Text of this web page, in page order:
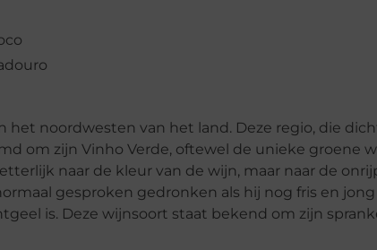
het noordwesten van het land. Deze regio, die
om zijn Vinho Verde, oftewel de unieke groene
naar de kleur van de wijn, maar naar de
gesproken gedronken als hij nog fris en
is. Deze wijnsoort staat bekend om zijn